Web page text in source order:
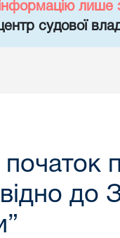
лише
судової
початок
до